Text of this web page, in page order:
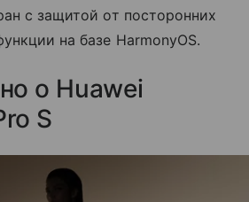
с защитой от посторонних
на базе HarmonyOS.
о Huawei
S